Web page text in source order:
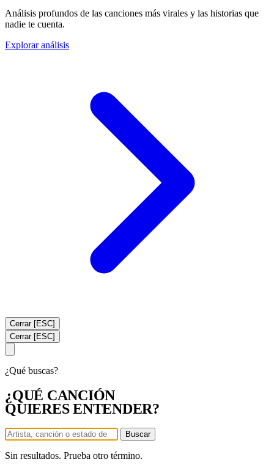
Análisis profundos de las canciones más virales y las historias que
nadie te cuenta.
Explorar análisis
Cerrar [ESC]
Cerrar [ESC]
¿Qué buscas?
¿QUÉ CANCIÓN
QUIERES ENTENDER?
Buscar
Sin resultados. Prueba otro término.